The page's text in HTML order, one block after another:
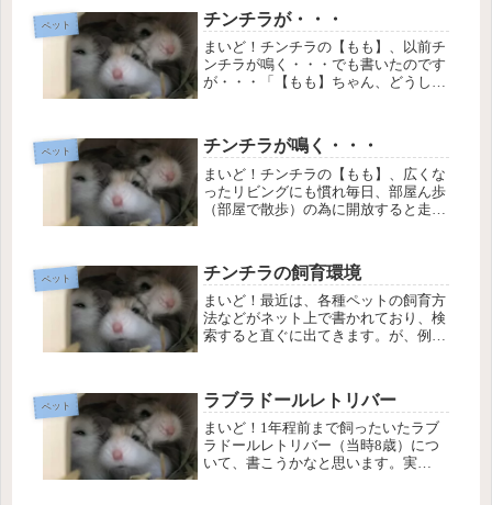
ペット チンチラが・・・
まいど！チンチラの【もも】、以前チ
ンチラが鳴く・・・でも書いたのです
が・・・「【もも】ちゃん、どうした
くれるんですが、最近は夜中に私がト
イレに起きるだけで、「きゅーーーー
ー...
ペット チンチラが鳴く・・・
まいど！チンチラの【もも】、広くな
ったリビングにも慣れ毎日、部屋ん歩
（部屋で散歩）の為に開放すると走り
仲間だと思っているのか起きている時
に「くーくーくー」と鳴くようになり
ま...
ペット チンチラの飼育環境
まいど！最近は、各種ペットの飼育方
法などがネット上で書かれており、検
索すると直ぐに出てきます。が、例え
調を使って温度を一定にするなど神経
質な情報が多いと思います。犬猫につ
い...
ペット ラブラドールレトリバー
まいど！1年程前まで飼ったいたラブ
ラドールレトリバー（当時8歳）につ
いて、書こうかなと思います。実